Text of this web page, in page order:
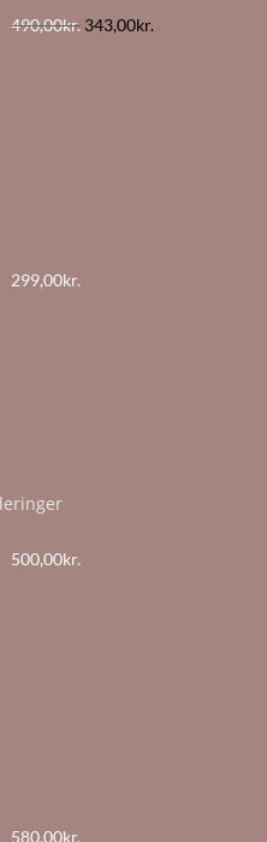
490,00kr. Den
343,00kr.
299,00kr.
500,00kr.
580,00kr.